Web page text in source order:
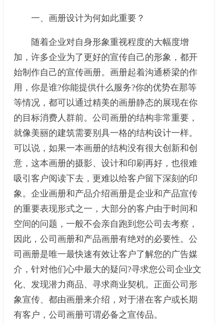
一、画册设计为何如此重要？
随着企业对自身形象重视程度的大幅度增
加，许多企业为了更好的宣传自己的形象，都开
始制作自己的宣传画册。画册起着沟通桥梁的作
用，你是谁?你能提供什么服务?你的优势在那等
等情况，都可以通过精美的画册静态的展现在你
的目标消费人群前。公司画册的结构非常重要，
就像美丽的建筑需要别具一格的结构设计一样。
可以说，如果一本画册的结构没有很大创新和创
意，这本画册的摄影、设计和印刷再好，也很难
吸引客户阅读下去，更难以给客户留下深刻的印
象。企业画册和产品介绍画册是企业和产品宣传
的重要表现形式之一，大部分的客户由于时间和
空间的问题，一般不会亲自跑到您公司去考察，
因此，公司画册和产品画册有绝对的必要性。公
司画册是唯一最快速有效让客户了解您的广告媒
介，针对他们心中最大的疑问?寻求您公司企业文
化、发现潜力商品、寻求商业契机。正面公司形
象宣传、都由画册来介绍，对于潜在客户或长期
有客户，公司画册可谓必备之宣传品。